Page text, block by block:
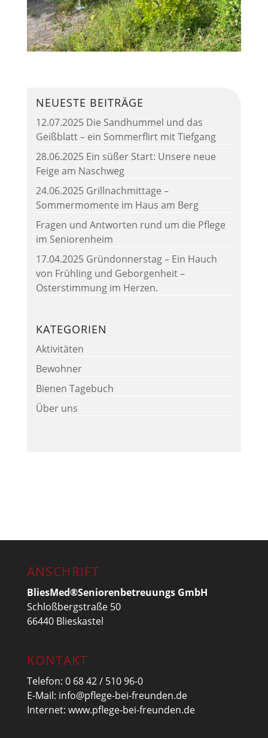
NEUESTE BEITRÄGE
12.07.2025 Die Sandhummel und das
Geißblatt – ein Sommerflirt mit Tiefgang
28.06.2025 Ein süßer Start: Unsere neue
Feige am Naschweg
24.06.2025 Grillnachmittage –
Sommermomente im Haus am Berg
Fragen und Antworten rund um die Pflege
im Seniorenheim
17.04.2025 Gründonnerstag – Ein Hauch
von Frühling und Geborgenheit –
Osterstimmung im Herzen.
KATEGORIEN
Aktivitäten
Bewohner
Bienen Tagebuch
Über uns
ANSCHRIFT
BliesMed®Seniorenbetreuungs GmbH
Schloßbergstraße 50
66440 Blieskastel
KONTAKT
Telefon: 0 68 42 / 510 96-0
E-Mail: info@pflege-bei-freunden.de
Internet: www.pflege-bei-freunden.de